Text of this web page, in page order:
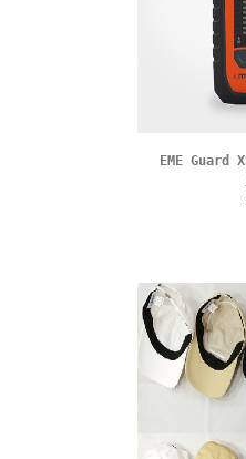
EME Guard